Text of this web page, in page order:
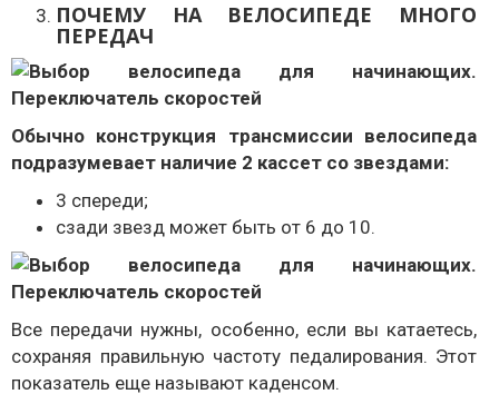
ПОЧЕМУ НА ВЕЛОСИПЕДЕ МНОГО
ПЕРЕДАЧ
Обычно конструкция трансмиссии велосипеда
подразумевает наличие 2 кассет со звездами:
3 спереди;
сзади звезд может быть от 6 до 10.
Все передачи нужны, особенно, если вы катаетесь,
сохраняя правильную частоту педалирования. Этот
показатель еще называют каденсом.